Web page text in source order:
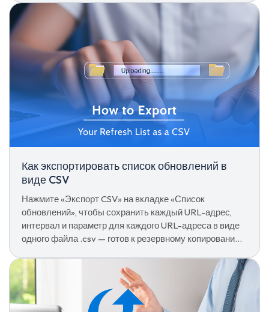
Как экспортировать список обновлений в
виде CSV
Нажмите «Экспорт CSV» на вкладке «Список
обновлений», чтобы сохранить каждый URL-адрес,
интервал и параметр для каждого URL-адреса в виде
одного файла .csv — готов к резервному копированию,
импортируйте на другом устройстве.